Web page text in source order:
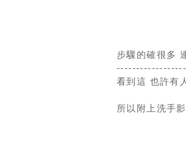
步驟的確很多
看到這 也許有
所以附上洗手